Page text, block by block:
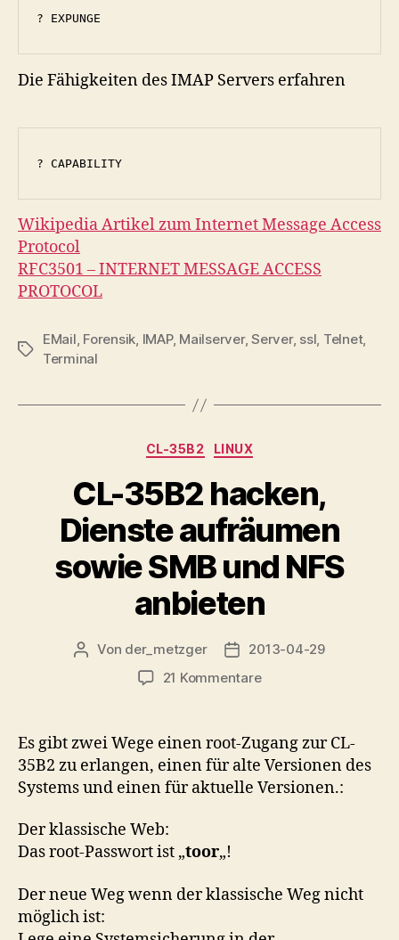
? EXPUNGE
Die Fähigkeiten des IMAP Servers erfahren
? CAPABILITY
Wikipedia Artikel zum Internet Message Access
Protocol
RFC3501 – INTERNET MESSAGE ACCESS
PROTOCOL
Schlagwörter
EMail, Forensik, IMAP, Mailserver,Server, ssl, Telnet,
Terminal
Kategorien
CL-35B2 LINUX
CL-35B2 hacken,
Dienste aufräumen
sowie SMB und NFS
anbieten
Beitragsautor
Von der_metzger Veröffentlichungsdatum
2013-04-29
21 Kommentarezu
Dienste
aufräumen
sowie
Es gibt zwei Wege einen root-Zugang zur CL-
35B2 zu erlangen, einen für alte Versionen des
Systems und einen für aktuelle Versionen.:
Der klassische Web:
Das root-Passwort ist „toor„!
Der neue Weg wenn der klassische Weg nicht
möglich ist: